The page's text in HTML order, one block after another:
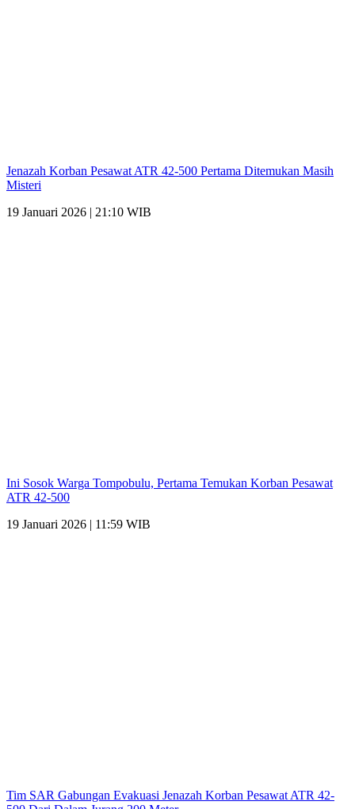
Jenazah Korban Pesawat ATR 42-500 Pertama Ditemukan Masih
Misteri
19 Januari 2026 | 21:10 WIB
Ini Sosok Warga Tompobulu, Pertama Temukan Korban Pesawat
ATR 42-500
19 Januari 2026 | 11:59 WIB
Tim SAR Gabungan Evakuasi Jenazah Korban Pesawat ATR 42-